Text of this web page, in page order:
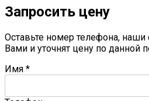
Запросить цену
Оставьте номер телефона, наши
Вами и уточнят цену по данной
Имя *